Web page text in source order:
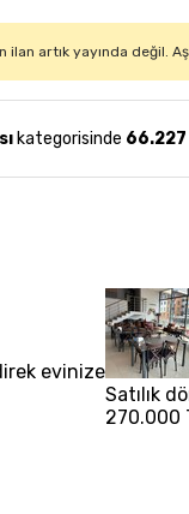
ilan artık yayında değil.
kategorisinde 66.227
evinize
Satılık
270.000